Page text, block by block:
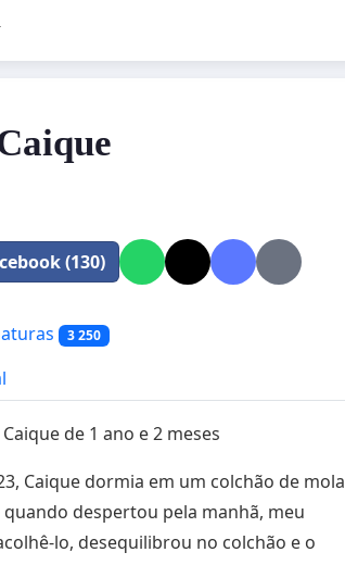
(130)
3 250
de 1 ano e 2 meses
Caique dormia em um colchão de mola
despertou pela manhã, meu
lo, desequilibrou no colchão e o